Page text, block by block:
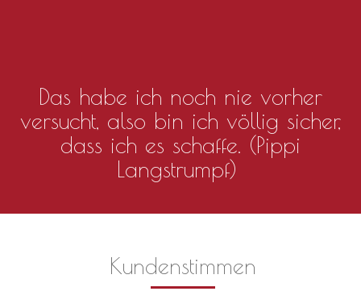
Das habe ich noch nie vorher
versucht, also bin ich völlig sicher,
dass ich es schaffe. (Pippi
Langstrumpf)
Kundenstimmen